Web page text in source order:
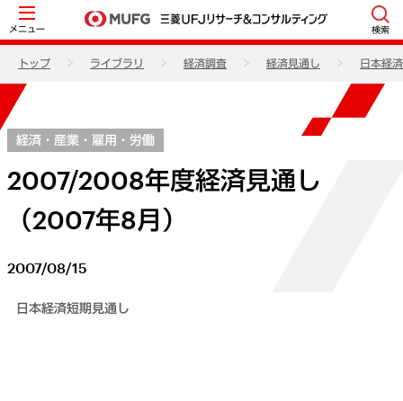
メニュー 検索
トップ ライブラリ 経済調査 経済見通し 日本経
経済・産業・雇用・労働
2007/2008年度経済見通し
（2007年8月）
2007/08/15
日本経済短期見通し